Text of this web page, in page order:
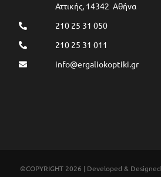
Αττικής, 14342 Αθήνα
210 25 31 050
210 25 31 011
info@ergaliokoptiki.gr
©COPYRIGHT 2026 | Developed & Designed